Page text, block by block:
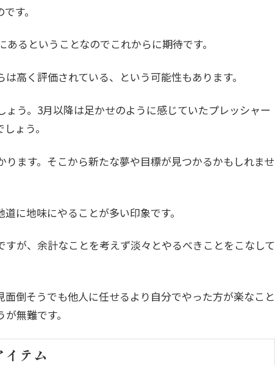
す。
るということなのでこれからに期待です。
高く評価されている、という可能性もあります。
う。3月以降は足かせのように感じていたプレッシャー
ょう。
ます。そこから新たな夢や目標が見つかるかもしれませ
に地味にやることが多い印象です。
が、余計なことを考えず淡々とやるべきことをこなして
倒そうでも他人に任せるより自分でやった方が楽なこと
無難です。
テム